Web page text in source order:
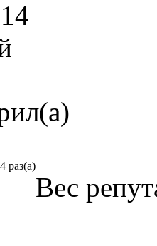
раз(а)
Вес